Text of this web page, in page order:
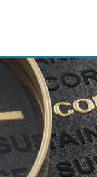
Ich habe einen